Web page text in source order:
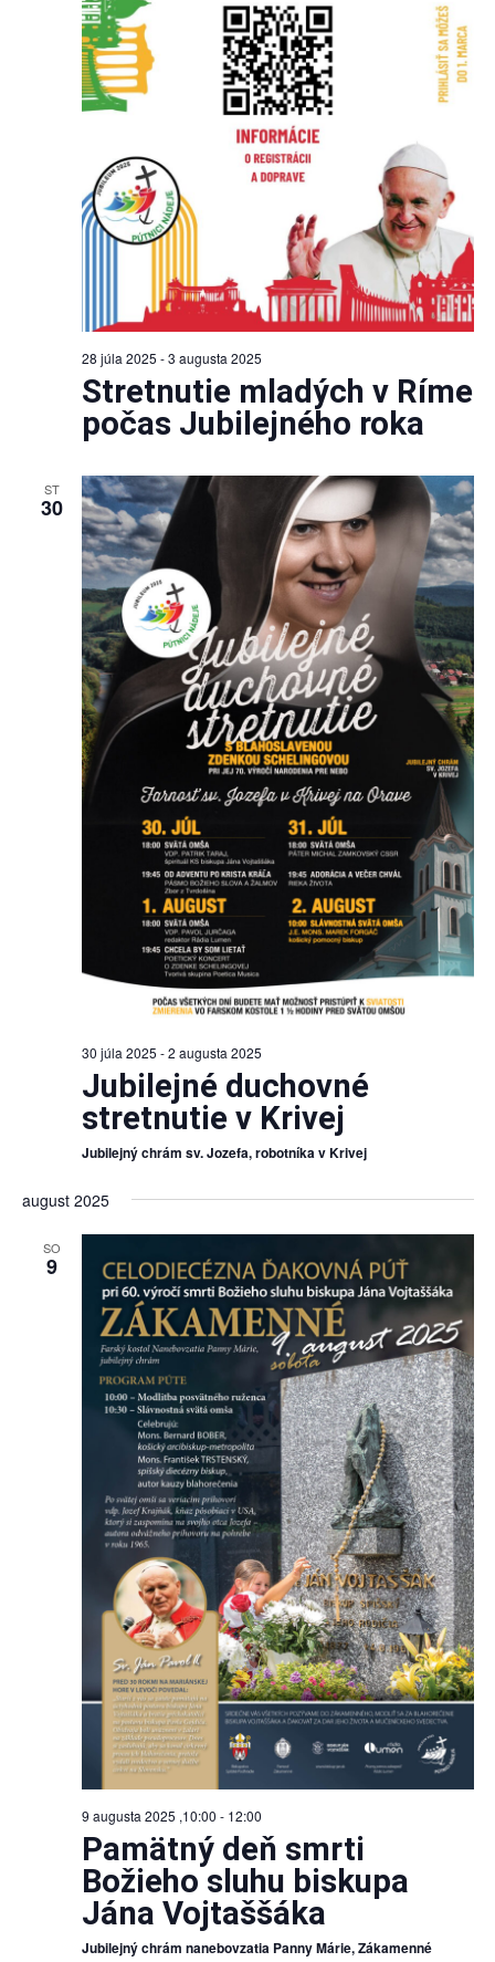
28 júla 2025 -3 augusta 2025
Stretnutie mladých v Ríme
počas Jubilejného roka
ST
30
30 júla 2025 -2 augusta 2025
Jubilejné duchovné
stretnutie v Krivej
Jubilejný chrám sv. Jozefa, robotníka v Krivej
august 2025
SO
9
9 augusta 2025 ,10:00 - 12:00
Pamätný deň smrti
Božieho sluhu biskupa
Jána Vojtaššáka
Jubilejný chrám nanebovzatia Panny Márie, Zákamenné